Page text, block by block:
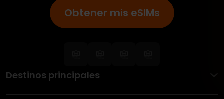
Obtener mis eSIMs
Destinos principales